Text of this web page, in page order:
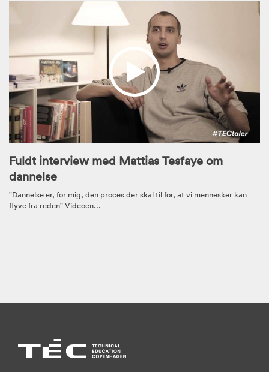
Fuldt interview med Mattias Tesfaye om
dannelse
"Dannelse er, for mig, den proces der skal til for, at vi mennesker kan
flyve fra reden" Videoen...